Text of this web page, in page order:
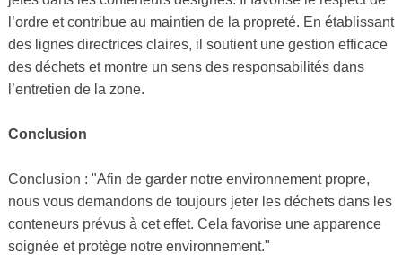
l’ordre et contribue au maintien de la propreté. En établissant
des lignes directrices claires, il soutient une gestion efficace
des déchets et montre un sens des responsabilités dans
l’entretien de la zone.
Conclusion
Conclusion : "Afin de garder notre environnement propre,
nous vous demandons de toujours jeter les déchets dans les
conteneurs prévus à cet effet. Cela favorise une apparence
soignée et protège notre environnement."